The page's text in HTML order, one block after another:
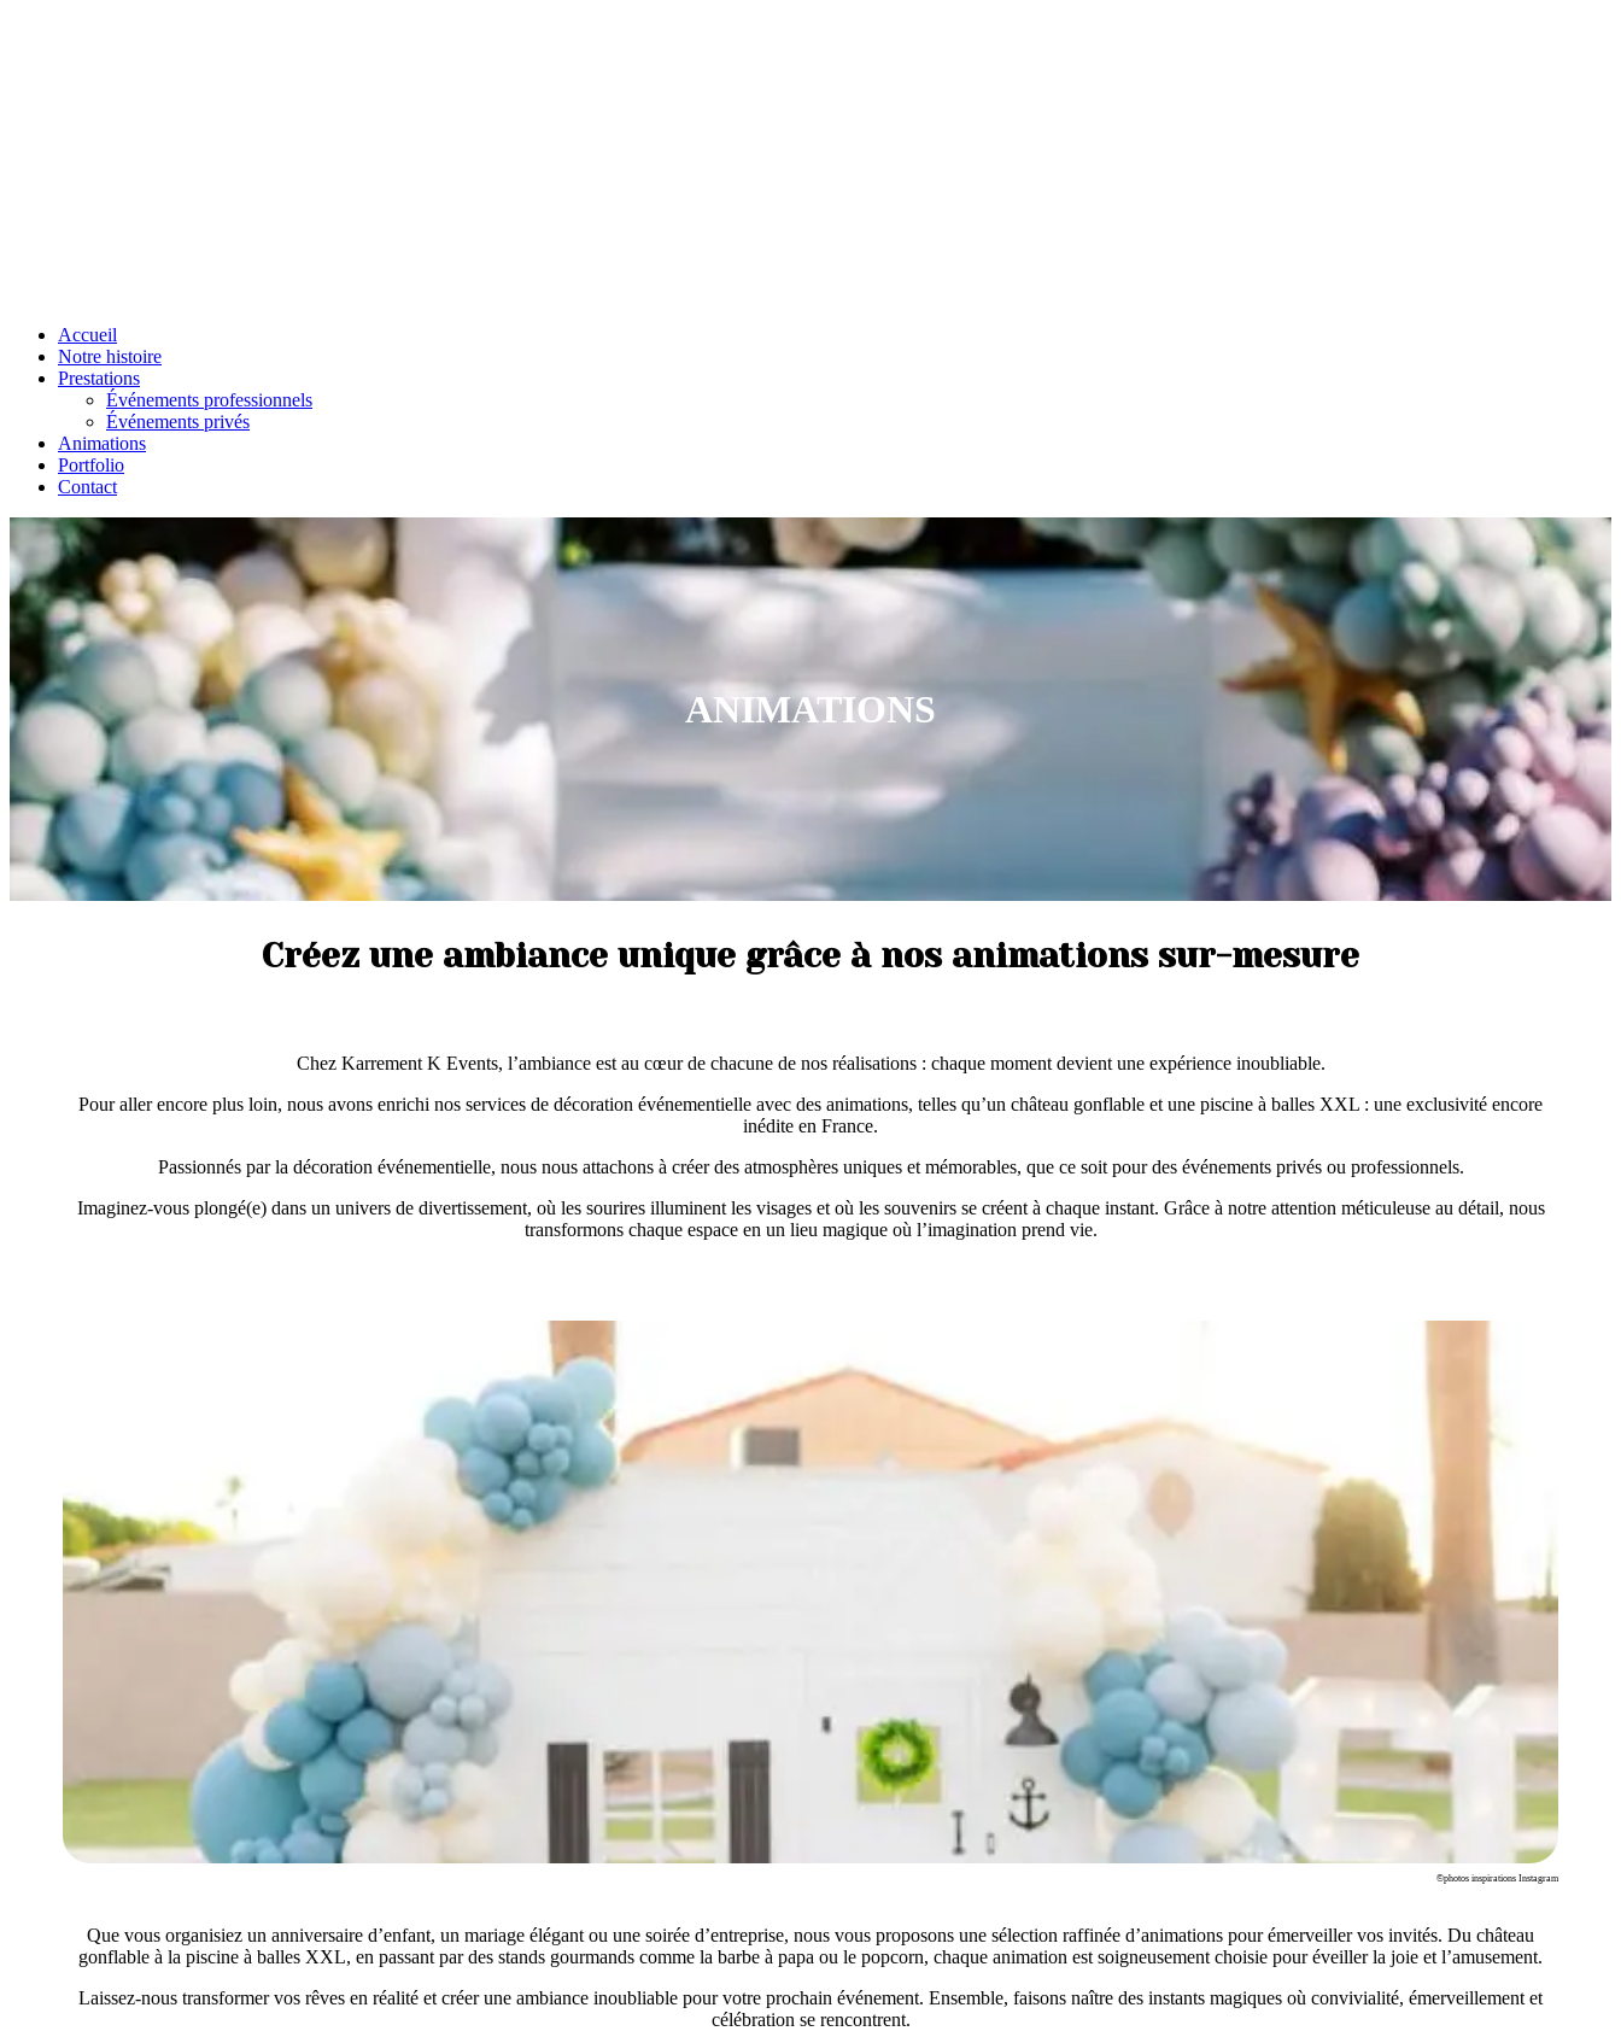
Accueil
Notre histoire
Prestations
Événements professionnels
Événements privés
Animations
Portfolio
Contact
ANIMATIONS
Créez une ambiance unique grâce à nos animations sur-mesure
Chez Karrement K Events, l’ambiance est au cœur de chacune de nos réalisations : chaque moment devient une expérience inoubliable.
Pour aller encore plus loin, nous avons enrichi nos services de décoration événementielle avec des animations, telles qu’un château gonflable et une piscine à balles XXL : une exclusivité encore
inédite en France.
Passionnés par la décoration événementielle, nous nous attachons à créer des atmosphères uniques et mémorables, que ce soit pour des événements privés ou professionnels.
Imaginez-vous plongé(e) dans un univers de divertissement, où les sourires illuminent les visages et où les souvenirs se créent à chaque instant. Grâce à notre attention méticuleuse au détail, nous
transformons chaque espace en un lieu magique où l’imagination prend vie.
©photos inspirations Instagram
Que vous organisiez un anniversaire d’enfant, un mariage élégant ou une soirée d’entreprise, nous vous proposons une sélection raffinée d’animations pour émerveiller vos invités. Du château
gonflable à la piscine à balles XXL, en passant par des stands gourmands comme la barbe à papa ou le popcorn, chaque animation est soigneusement choisie pour éveiller la joie et l’amusement.
Laissez-nous transformer vos rêves en réalité et créer une ambiance inoubliable pour votre prochain événement. Ensemble, faisons naître des instants magiques où convivialité, émerveillement et
célébration se rencontrent.